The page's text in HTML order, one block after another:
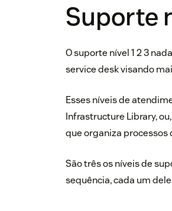
Suporte
O suporte nível 1 2 3
service desk visando
Esses níveis de
Infrastructure Library,
que organiza processos
São três os níveis de
sequência, cada um